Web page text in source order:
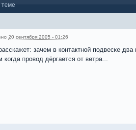
теме
20 сентября 2005 - 01:26
зачем в контактной подвеске
когда провод дёргается от ветра...